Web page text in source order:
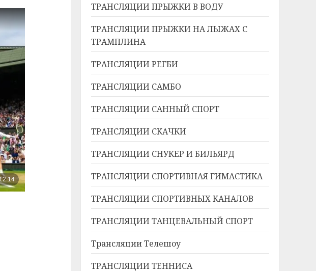
ТРАНСЛЯЦИИ ПРЫЖКИ В ВОДУ
ТРАНСЛЯЦИИ ПРЫЖКИ НА ЛЫЖАХ С
ТРАМПЛИНА
ТРАНСЛЯЦИИ РЕГБИ
ТРАНСЛЯЦИИ САМБО
ТРАНСЛЯЦИИ САННЫЙ СПОРТ
ТРАНСЛЯЦИИ СКАЧКИ
ТРАНСЛЯЦИИ СНУКЕР И БИЛЬЯРД
ТРАНСЛЯЦИИ СПОРТИВНАЯ ГИМАСТИКА
ТРАНСЛЯЦИИ СПОРТИВНЫХ КАНАЛОВ
ТРАНСЛЯЦИИ ТАНЦЕВАЛЬНЫЙ СПОРТ
Трансляции Телешоу
ТРАНСЛЯЦИИ ТЕННИСА